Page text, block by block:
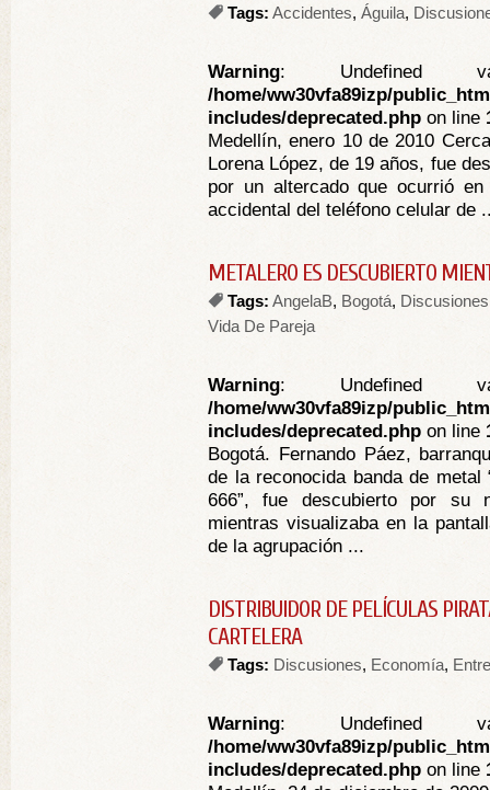
Tags: Accidentes, Águila,
Warning: Undefined
/home/ww30vfa89izp/
includes/deprecated.php on line
Medellín, enero 10 de 2010
Lorena López, de 19 años, fue
por un altercado que ocurrió
accidental del teléfono celular de
METALERO ES DESCUBIERTO
Tags: AngelaB, Bogotá, Discusiones
Vida De Pareja
Warning: Undefined
/home/ww30vfa89izp/
includes/deprecated.php on line
Bogotá. Fernando Páez,
de la reconocida banda de metal
666”, fue descubierto por su
mientras visualizaba en la
de la agrupación ...
DISTRIBUIDOR DE PELÍCULAS
CARTELERA
Tags: Discusiones, Economía,
Warning: Undefined
/home/ww30vfa89izp/
includes/deprecated.php on line